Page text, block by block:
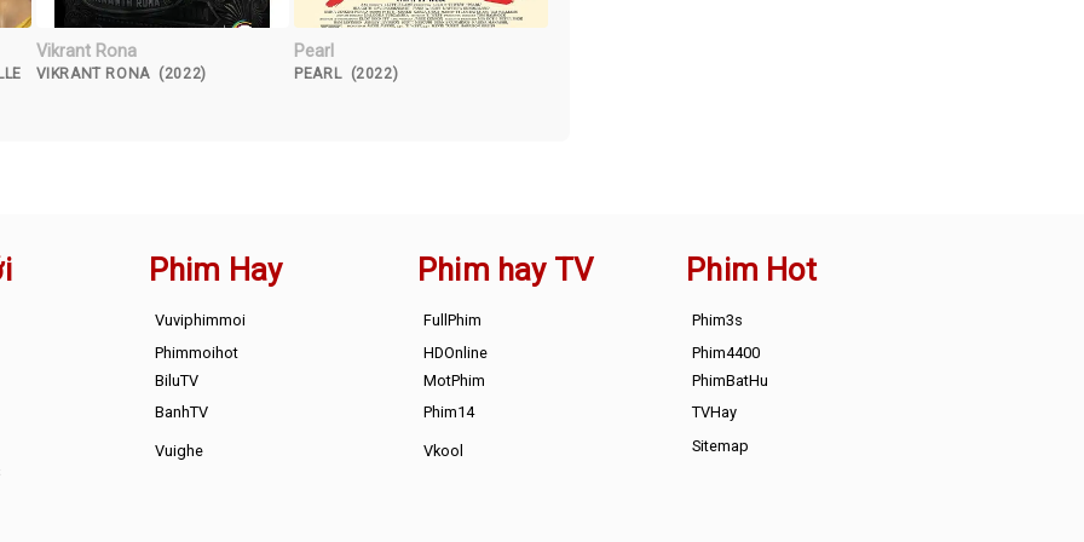
Vikrant Rona
VIKRANT RONA (2022)
Pearl
PEARL (2022)
Phim Hay
Vuviphimmoi
Phimmoihot
BiluTV
BanhTV
Vuighe
Phim hay TV
FullPhim
HDOnline
MotPhim
Phim14
Vkool
Phim Hot
Phim3s
Phim4400
PhimBatHu
TVHay
Sitemap